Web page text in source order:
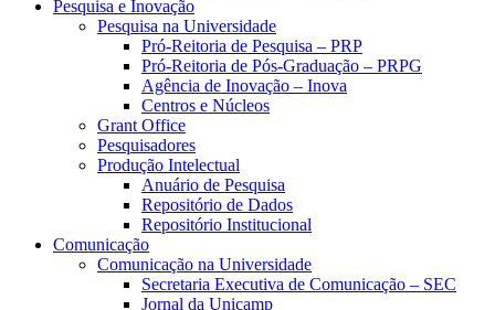
Pesquisa e Inovação
Pesquisa na Universidade
Pró-Reitoria de Pesquisa – PRP
Pró-Reitoria de Pós-Graduação – PRPG
Agência de Inovação – Inova
Centros e Núcleos
Grant Office
Pesquisadores
Produção Intelectual
Anuário de Pesquisa
Repositório de Dados
Repositório Institucional
Comunicação
Comunicação na Universidade
Secretaria Executiva de Comunicação – SEC
Jornal da Unicamp